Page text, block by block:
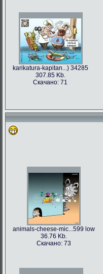
karikatura-kapitan...) 34285
307.85 Kb.
Скачано: 71
animals-cheese-mic...599 low
36.76 Kb.
Скачано: 73